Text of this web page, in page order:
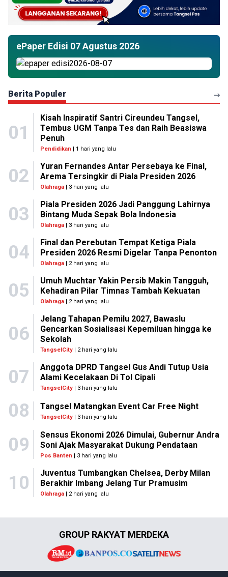
ePaper Edisi 07 Agustus 2026
Berita Populer
01
Kisah Inspiratif Santri Cireundeu Tangsel,
Tembus UGM Tanpa Tes dan Raih Beasiswa
Penuh
Pendidikan | 1 hari yang lalu
02
Yuran Fernandes Antar Persebaya ke Final,
Arema Tersingkir di Piala Presiden 2026
Olahraga| 3 hari yang lalu
03
Piala Presiden 2026 Jadi Panggung Lahirnya
Bintang Muda Sepak Bola Indonesia
Olahraga| 3 hari yang lalu
04
Final dan Perebutan Tempat Ketiga Piala
Presiden 2026 Resmi Digelar Tanpa Penonton
Olahraga| 2 hari yang lalu
05
Umuh Muchtar Yakin Persib Makin Tangguh,
Kehadiran Pilar Timnas Tambah Kekuatan
Olahraga| 2 hari yang lalu
06
Jelang Tahapan Pemilu 2027, Bawaslu
Gencarkan Sosialisasi Kepemiluan hingga ke
Sekolah
TangselCity| 2 hari yang lalu
07
Anggota DPRD Tangsel Gus Andi Tutup Usia
Alami Kecelakaan Di Tol Cipali
TangselCity| 3 hari yang lalu
08 Tangsel Matangkan Event Car Free Night
TangselCity | 3 hari yang lalu
09
Sensus Ekonomi 2026 Dimulai, Gubernur Andra
Soni Ajak Masyarakat Dukung Pendataan
Pos Banten | 3 hari yang lalu
10
Juventus Tumbangkan Chelsea, Derby Milan
Berakhir Imbang Jelang Tur Pramusim
Olahraga| 2 hari yang lalu
GROUP RAKYAT MERDEKA